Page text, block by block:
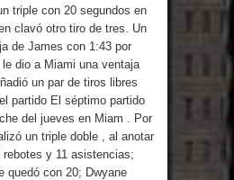
queda en libertad tras la
de condena de 15 años por
y Liga Municipal Dominicana
nuevas metas de
triple con 20 segundos en
clavó otro tiro de tres. Un
de James con 1:43 por
dio a Miami una ventaja
un par de tiros libres
partido El séptimo partido
del jueves en Miam . Por
un triple doble , al anotar
y 11 asistencias;
quedó con 20; Dwyane